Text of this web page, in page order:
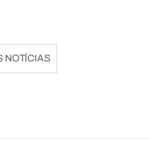
NOTÍCIAS